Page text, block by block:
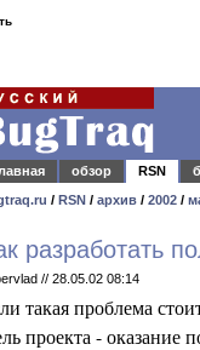
обзор RSN
/ RSN / архив / 2002 /
разработать
// 28.05.02 08:14
такая проблема
проекта - оказание